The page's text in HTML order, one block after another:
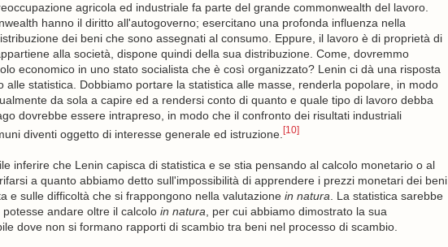
agricola ed industriale fa parte del grande commonwealth del lavoro.
hanno il diritto all'autogoverno; esercitano una profonda influenza nella
dei beni che sono assegnati al consumo. Eppure, il lavoro è di proprietà di
alla società, dispone quindi della sua distribuzione. Come, dovremmo
economico in uno stato socialista che è così organizzato? Lenin ci dà una risposta
statistica. Dobbiamo portare la statistica alle masse, renderla popolare, in modo
da sola a capire ed a rendersi conto di quanto e quale tipo di lavoro debba
dovrebbe essere intrapreso, in modo che il confronto dei risultati industriali
diventi oggetto di interesse generale ed istruzione. [10]
inferire che Lenin capisca di statistica e se stia pensando al calcolo monetario o al
a quanto abbiamo detto sull'impossibilità di apprendere i prezzi monetari dei beni
e sulle difficoltà che si frappongono nella valutazione in natura . La statistica sarebbe
andare oltre il calcolo in natura , per cui abbiamo dimostrato la sua
dove non si formano rapporti di scambio tra beni nel processo di scambio.